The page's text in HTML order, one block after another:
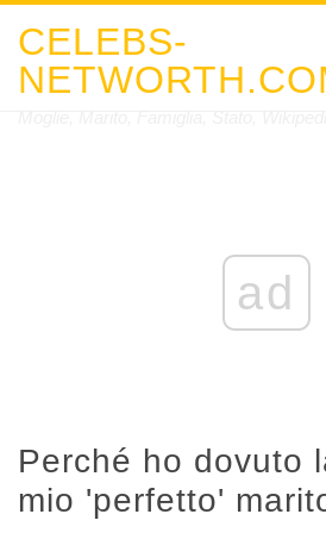
CELEBS-
ad
Perché ho dovuto
mio 'perfetto'